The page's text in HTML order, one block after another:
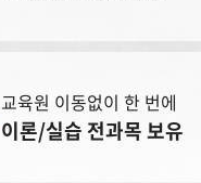
교육원 이동없이 한 번에
이론/실습 전과목 보유